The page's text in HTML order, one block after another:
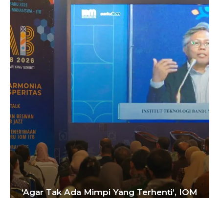
‘Agar Tak Ada Mimpi Yang Terhenti’, IOM